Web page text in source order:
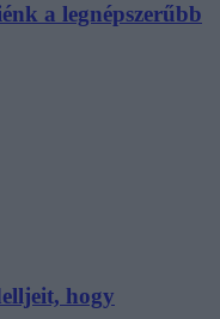
a legnépszerűbb
hogy